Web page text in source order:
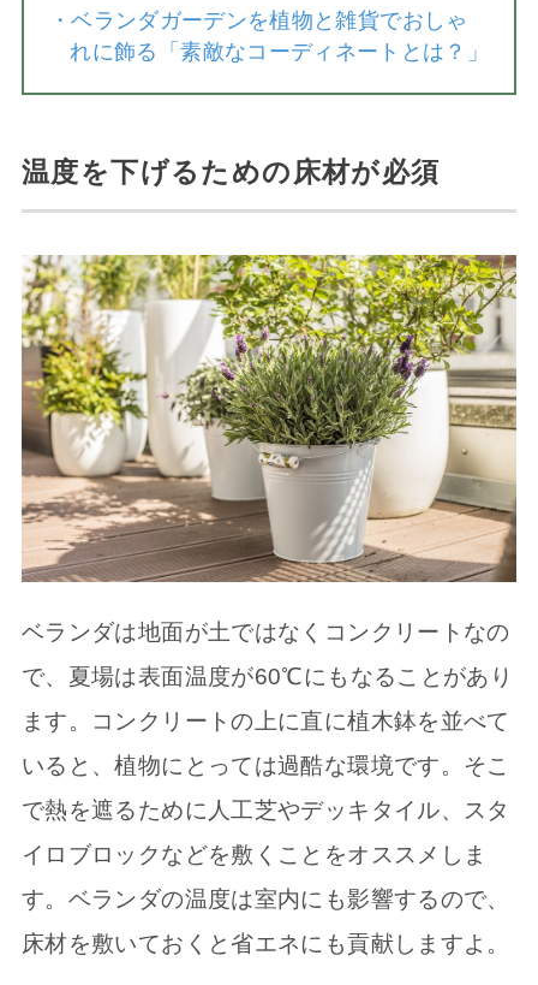
・ベランダガーデンを植物と雑貨でおしゃ
れに飾る「素敵なコーディネートとは？」
温度を下げるための床材が必須
ベランダは地面が土ではなくコンクリートなの
で、夏場は表面温度が60℃にもなることがあり
ます。コンクリートの上に直に植木鉢を並べて
いると、植物にとっては過酷な環境です。そこ
で熱を遮るために人工芝やデッキタイル、スタ
イロブロックなどを敷くことをオススメしま
す。ベランダの温度は室内にも影響するので、
床材を敷いておくと省エネにも貢献しますよ。